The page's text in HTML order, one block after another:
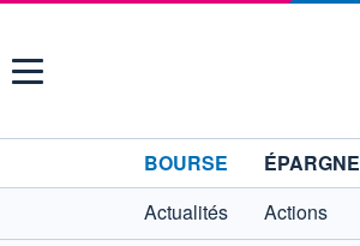
Menu
BOURSE ÉPARGNE
Actualités
Actions